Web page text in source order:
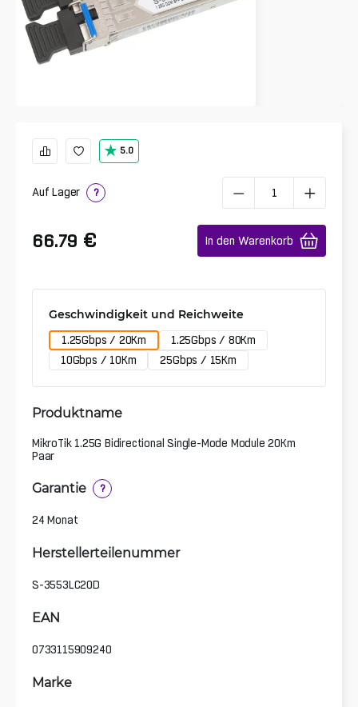
5.0
Auf Lager ?
66.79 € In den Warenkorb
Geschwindigkeit und Reichweite
1.25Gbps / 20Km
1.25Gbps / 80Km
10Gbps / 10Km
25Gbps / 15Km
Produktname
MikroTik 1.25G Bidirectional Single-Mode Module 20Km
Paar
Garantie ?
24 Monat
Herstellerteilenummer
S-3553LC20D
EAN
0733115909240
Marke